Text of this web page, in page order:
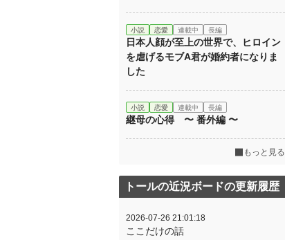
小説 恋愛 連載中 長編
日本人顔が至上の世界で、ヒロイン
を虐げるモブA君が婚約者になりま
した
小説 恋愛 連載中 長編
継母の心得 〜 番外編 〜
もっと見る
トールの近況ボードの更新履歴
2026-07-26 21:01:18
ここだけの話